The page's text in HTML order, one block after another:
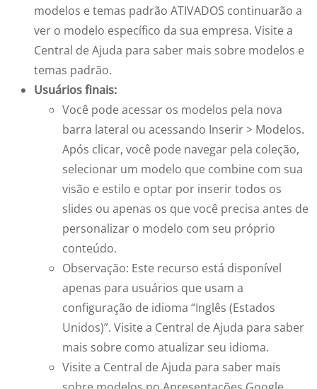
modelos e temas padrão ATIVADOS continuarão a
ver o modelo específico da sua empresa. Visite a
Central de Ajuda para saber mais sobre modelos e
temas padrão.
Usuários finais:
Você pode acessar os modelos pela nova
barra lateral ou acessando Inserir > Modelos.
Após clicar, você pode navegar pela coleção,
selecionar um modelo que combine com sua
visão e estilo e optar por inserir todos os
slides ou apenas os que você precisa antes de
personalizar o modelo com seu próprio
conteúdo.
Observação: Este recurso está disponível
apenas para usuários que usam a
configuração de idioma “Inglês (Estados
Unidos)”. Visite a Central de Ajuda para saber
mais sobre como atualizar seu idioma.
Visite a Central de Ajuda para saber mais